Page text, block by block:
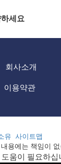
세요
회사소개
이용약관
유 사이트맵
용에는 책임이
도움이 필요하십